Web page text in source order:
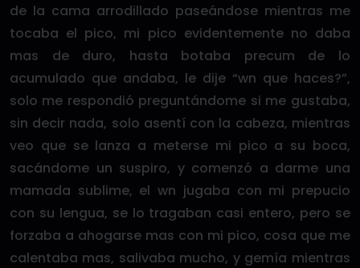
de la cama arrodillado paseándose mientras me
tocaba el pico, mi pico evidentemente no daba
mas de duro, hasta botaba precum de lo
acumulado que andaba, le dije “wn que haces?”,
solo me respondió preguntándome si me gustaba,
sin decir nada, solo asentí con la cabeza, mientras
veo que se lanza a meterse mi pico a su boca,
sacándome un suspiro, y comenzó a darme una
mamada sublime, el wn jugaba con mi prepucio
con su lengua, se lo tragaban casi entero, pero se
forzaba a ahogarse mas con mi pico, cosa que me
calentaba mas, salivaba mucho, y gemía mientras